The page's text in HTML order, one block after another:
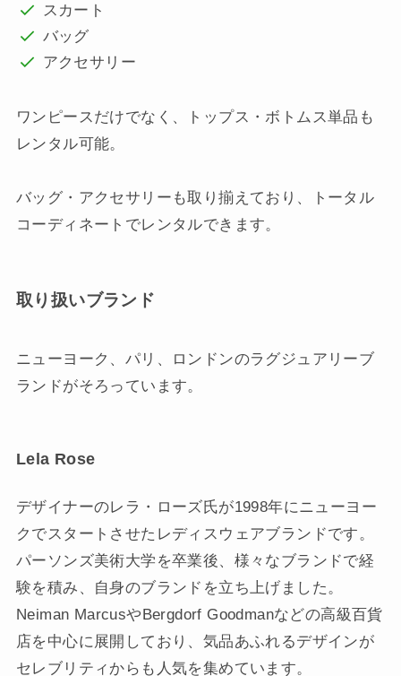
スカート
バッグ
アクセサリー
ワンピースだけでなく、トップス・ボトムス単品も
レンタル可能。
バッグ・アクセサリーも取り揃えており、トータル
コーディネートでレンタルできます。
取り扱いブランド
ニューヨーク、パリ、ロンドンのラグジュアリーブ
ランドがそろっています。
Lela Rose
デザイナーのレラ・ローズ氏が1998年にニューヨー
クでスタートさせたレディスウェアブランドです。
パーソンズ美術大学を卒業後、様々なブランドで経
験を積み、自身のブランドを立ち上げました。
Neiman MarcusやBergdorf Goodmanなどの高級百貨
店を中心に展開しており、気品あふれるデザインが
セレブリティからも人気を集めています。